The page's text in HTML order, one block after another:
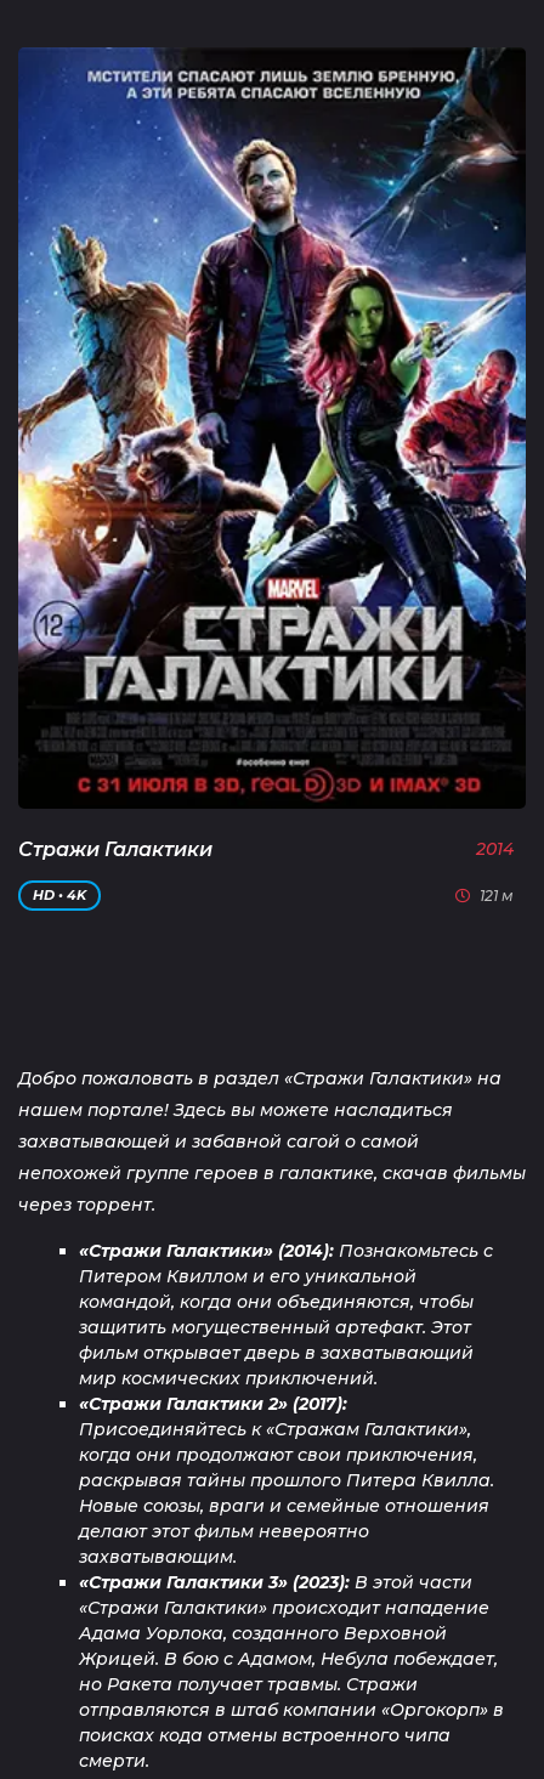
Стражи Галактики 2014
HD • 4K 121 м
Добро пожаловать в раздел «Стражи Галактики» на
нашем портале! Здесь вы можете насладиться
захватывающей и забавной сагой о самой
непохожей группе героев в галактике, скачав фильмы
через торрент.
«Стражи Галактики» (2014): Познакомьтесь с
Питером Квиллом и его уникальной
командой, когда они объединяются, чтобы
защитить могущественный артефакт. Этот
фильм открывает дверь в захватывающий
мир космических приключений.
«Стражи Галактики 2» (2017):
Присоединяйтесь к «Стражам Галактики»,
когда они продолжают свои приключения,
раскрывая тайны прошлого Питера Квилла.
Новые союзы, враги и семейные отношения
делают этот фильм невероятно
захватывающим.
«Стражи Галактики 3» (2023): В этой части
«Стражи Галактики» происходит нападение
Адама Уорлока, созданного Верховной
Жрицей. В бою с Адамом, Небула побеждает,
но Ракета получает травмы. Стражи
отправляются в штаб компании «Оргокорп» в
поисках кода отмены встроенного чипа
смерти.